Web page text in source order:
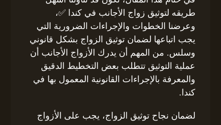
طريقه لتوثيق زواج الأجانب في كندا ✅،
وعرضنا الخطوات والإجراءات الضرورية التي
يجب اتباعها لضمان توثيق الزواج بشكل قانوني
وسلس. من المهم أن يدرك الأزواج الأجانب أن
عملية التوثيق تتطلب بعض التخطيط الدقيق
والمعرفة بالإجراءات القانونية المعمول بها في
كندا.
لضمان نجاح توثيق الزواج، يجب على الأزواج